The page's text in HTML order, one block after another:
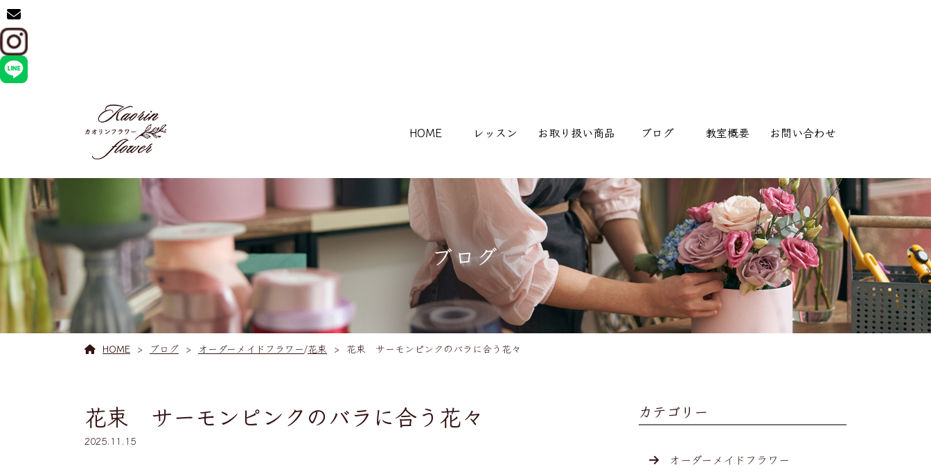
HOME レッスン お取り扱い商品 ブログ 教室概要 お問い合わせ
ブログ
HOME ブログ オーダーメイドフラワー/花束 花束 サーモンピンクのバラに合う花々
花束 サーモンピンクのバラに合う花々
2025.11.15
カテゴリー
オーダーメイドフラワー